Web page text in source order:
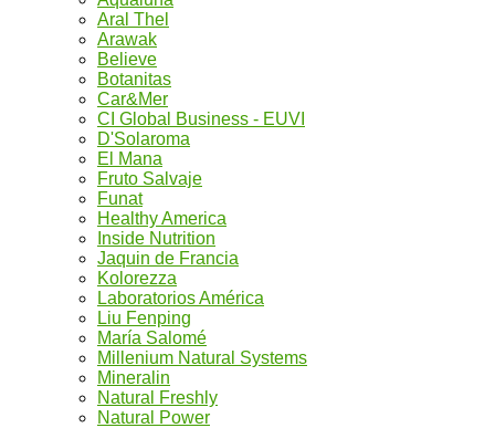
Aral Thel
Arawak
Believe
Botanitas
Car&Mer
CI Global Business - EUVI
D'Solaroma
El Mana
Fruto Salvaje
Funat
Healthy America
Inside Nutrition
Jaquin de Francia
Kolorezza
Laboratorios América
Liu Fenping
María Salomé
Millenium Natural Systems
Mineralin
Natural Freshly
Natural Power